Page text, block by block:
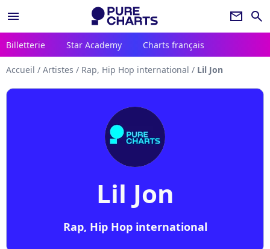
menu newsletter search
Billetterie Star Academy Charts français
Accueil / Artistes / Rap, Hip Hop international / Lil Jon
Lil Jon
Rap, Hip Hop international